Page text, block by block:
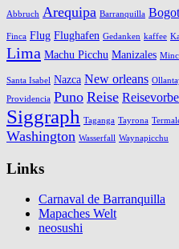
Abbruch Arequipa Barranquilla
Finca Flug Flughafen Gedanken kaffee
Lima Machu Picchu Manizales
Santa Isabel Nazca New orleans
Providencia Puno Reise
Siggraph Taganga Tayrona
Washington Wasserfall Waynapicchu
Links
Carnaval de Barranquilla
Mapaches Welt
neosushi